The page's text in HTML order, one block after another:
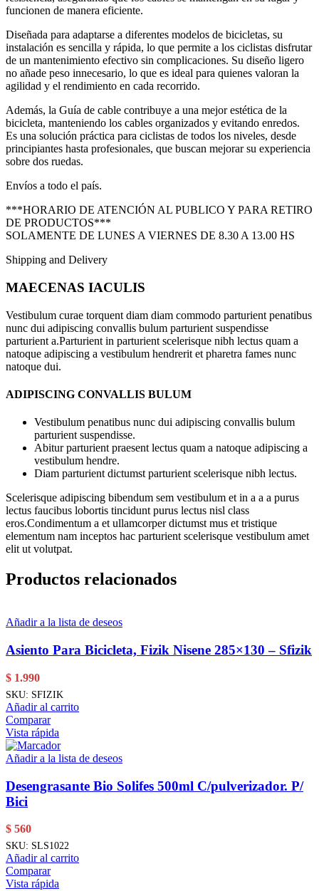
funcionen de manera eficiente.
Diseñada para adaptarse a diferentes modelos de bicicletas, su
instalación es sencilla y rápida, lo que permite a los ciclistas disfrutar
de un mantenimiento efectivo sin complicaciones. Su diseño ligero
no añade peso innecesario, lo que es ideal para quienes valoran la
agilidad y el rendimiento en cada recorrido.
Además, la Guía de cable contribuye a una mejor estética de la
bicicleta, manteniendo los cables organizados y evitando enredos.
Es una solución práctica para ciclistas de todos los niveles, desde
principiantes hasta profesionales, que buscan mejorar su experiencia
sobre dos ruedas.
Envíos a todo el país.
***HORARIO DE ATENCIÓN AL PUBLICO Y PARA RETIRO
DE PRODUCTOS***
SOLAMENTE DE LUNES A VIERNES DE 8.30 A 13.00 HS
Shipping and Delivery
MAECENAS IACULIS
Vestibulum curae torquent diam diam commodo parturient penatibus
nunc dui adipiscing convallis bulum parturient suspendisse
parturient a.Parturient in parturient scelerisque nibh lectus quam a
natoque adipiscing a vestibulum hendrerit et pharetra fames nunc
natoque dui.
ADIPISCING CONVALLIS BULUM
Vestibulum penatibus nunc dui adipiscing convallis bulum
parturient suspendisse.
Abitur parturient praesent lectus quam a natoque adipiscing a
vestibulum hendre.
Diam parturient dictumst parturient scelerisque nibh lectus.
Scelerisque adipiscing bibendum sem vestibulum et in a a a purus
lectus faucibus lobortis tincidunt purus lectus nisl class
eros.Condimentum a et ullamcorper dictumst mus et tristique
elementum nam inceptos hac parturient scelerisque vestibulum amet
elit ut volutpat.
Productos relacionados
Añadir a la lista de deseos
Asiento Para Bicicleta, Fizik Nisene 285×130 – Sfizik
$ 1.990
SKU: SFIZIK
Añadir al carrito
Comparar
Vista rápida
Añadir a la lista de deseos
Desengrasante Bio Solifes 500ml C/pulverizador. P/
Bici
$ 560
SKU: SLS1022
Añadir al carrito
Comparar
Vista rápida